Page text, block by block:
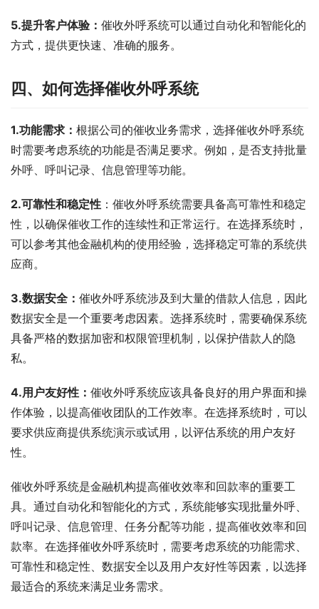
5.提升客户体验： 催收外呼系统可以通过自动化和智能化的
方式，提供更快速、准确的服务。
四、如何选择催收外呼系统
1.功能需求： 根据公司的催收业务需求，选择催收外呼系统
时需要考虑系统的功能是否满足要求。例如，是否支持批量
外呼、呼叫记录、信息管理等功能。
2.可靠性和稳定性 ：催收外呼系统需要具备高可靠性和稳定
性，以确保催收工作的连续性和正常运行。在选择系统时，
可以参考其他金融机构的使用经验，选择稳定可靠的系统供
应商。
3.数据安全： 催收外呼系统涉及到大量的借款人信息，因此
数据安全是一个重要考虑因素。选择系统时，需要确保系统
具备严格的数据加密和权限管理机制，以保护借款人的隐
私。
4.用户友好性： 催收外呼系统应该具备良好的用户界面和操
作体验，以提高催收团队的工作效率。在选择系统时，可以
要求供应商提供系统演示或试用，以评估系统的用户友好
性。
催收外呼系统是金融机构提高催收效率和回款率的重要工
具。通过自动化和智能化的方式，系统能够实现批量外呼、
呼叫记录、信息管理、任务分配等功能，提高催收效率和回
款率。在选择催收外呼系统时，需要考虑系统的功能需求、
可靠性和稳定性、数据安全以及用户友好性等因素，以选择
最适合的系统来满足业务需求。